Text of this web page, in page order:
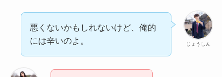
じょうしん
悪くないかもしれないけど、俺的
には辛いのよ。